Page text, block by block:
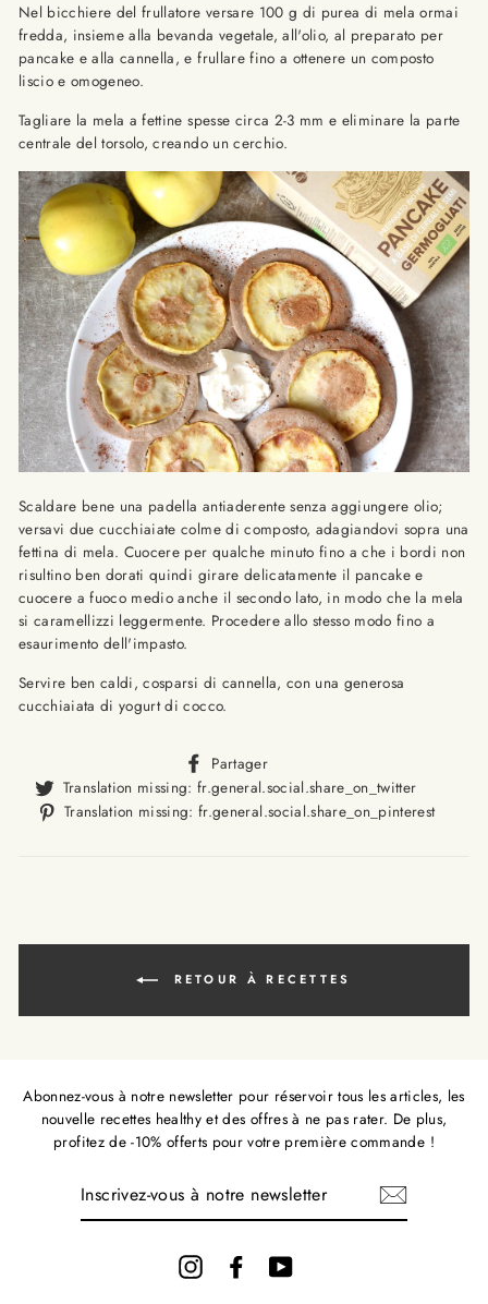
Nel bicchiere del frullatore versare 100 g di purea di mela ormai
fredda, insieme alla bevanda vegetale, all'olio, al preparato per
pancake e alla cannella, e frullare fino a ottenere un composto
liscio e omogeneo.
Tagliare la mela a fettine spesse circa 2-3 mm e eliminare la parte
centrale del torsolo, creando un cerchio.
Scaldare bene una padella antiaderente senza aggiungere olio;
versavi due cucchiaiate colme di composto, adagiandovi sopra una
fettina di mela. Cuocere per qualche minuto fino a che i bordi non
risultino ben dorati quindi girare delicatamente il pancake e
cuocere a fuoco medio anche il secondo lato, in modo che la mela
si caramellizzi leggermente. Procedere allo stesso modo fino a
esaurimento dell'impasto.
Servire ben caldi, cosparsi di cannella, con una generosa
cucchiaiata di yogurt di cocco.
Partager
missing:
Translation missing: fr.general.social.share_on_twitter
missing:
Translation missing: fr.general.social.share_on_pinterest
RETOUR À RECETTES
Abonnez-vous à notre newsletter pour réservoir tous les articles, les
nouvelle recettes healthy et des offres à ne pas rater. De plus,
profitez de -10% offerts pour votre première commande !
InstagramFacebookYouTube